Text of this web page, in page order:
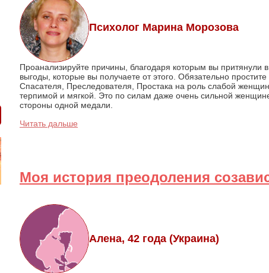
Психолог Марина Морозова
Проанализируйте причины, благодаря которым вы притянули
выгоды, которые вы получаете от этого. Обязательно
Спасателя, Преследователя, Простака на роль слабой
терпимой и мягкой. Это по силам даже очень сильной
стороны одной медали.
Читать дальше
Моя история преодоления
Алена, 42 года (Украина)